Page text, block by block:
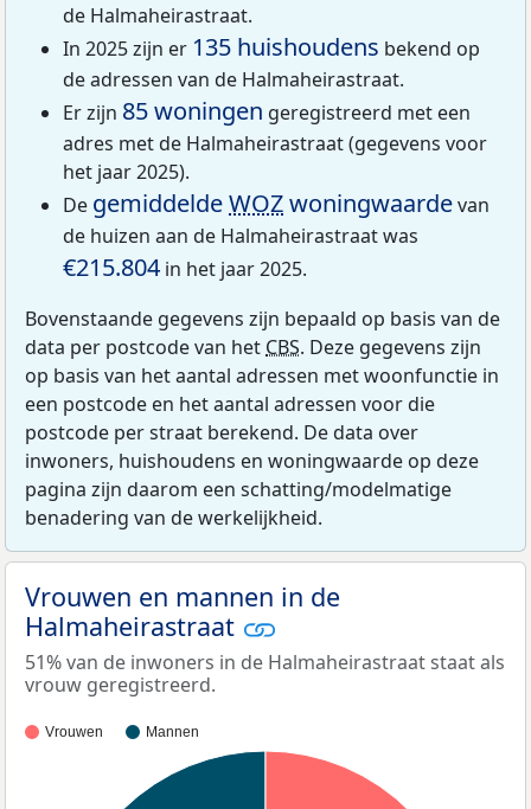
de Halmaheirastraat.
In 2025 zijn er 135 huishoudens bekend op
de adressen van de Halmaheirastraat.
Er zijn 85 woningen geregistreerd met een
adres met de Halmaheirastraat (gegevens voor
het jaar 2025).
De gemiddeldeWOZwoningwaardevan
de huizen aan de Halmaheirastraat was
€215.804 in het jaar 2025.
Bovenstaande gegevens zijn bepaald op basis van de
data per postcode van het CBS. Deze gegevens zijn
op basis van het aantal adressen met woonfunctie in
een postcode en het aantal adressen voor die
postcode per straat berekend. De data over
inwoners, huishoudens en woningwaarde op deze
pagina zijn daarom een schatting/modelmatige
benadering van de werkelijkheid.
Vrouwen en mannen in de
Halmaheirastraat
51% van de inwoners in de Halmaheirastraat staat als
vrouw geregistreerd.
Vrouwen Mannen